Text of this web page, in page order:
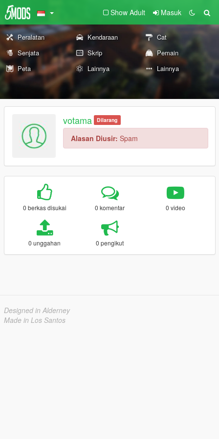
Show Adult Masuk
Peralatan Kendaraan
Cat
Senjata
Skrip
Pemain
Peta
Lainnya Lainnya
votama Dilarang
Alasan Diusir: Spam
0 berkas disukai 0 komentar 0 video
0 unggahan 0 pengikut
Designed in Alderney
Made in Los Santos